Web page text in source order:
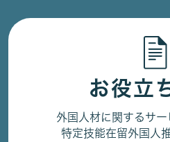
お役立
外国人材に関するサー
特定技能在留外国人